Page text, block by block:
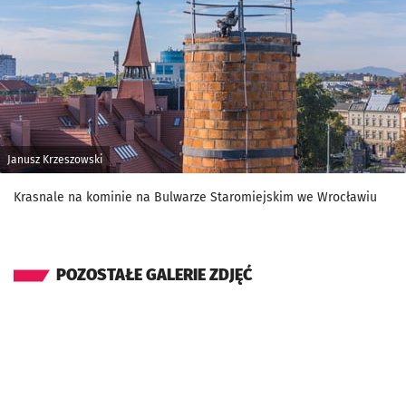
Janusz Krzeszowski
Krasnale na kominie na Bulwarze Staromiejskim we Wrocławiu
POZOSTAŁE GALERIE ZDJĘĆ